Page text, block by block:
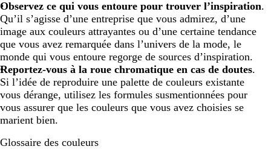
Observez ce qui vous entoure pour trouver l’inspiration.
Qu’il s’agisse d’une entreprise que vous admirez, d’une
image aux couleurs attrayantes ou d’une certaine tendance
que vous avez remarquée dans l’univers de la mode, le
monde qui vous entoure regorge de sources d’inspiration.
Reportez-vous à la roue chromatique en cas de doutes.
Si l’idée de reproduire une palette de couleurs existante
vous dérange, utilisez les formules susmentionnées pour
vous assurer que les couleurs que vous avez choisies se
marient bien.
Glossaire des couleurs